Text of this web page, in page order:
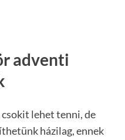
adventi
lehet tenni, de
házilag, ennek